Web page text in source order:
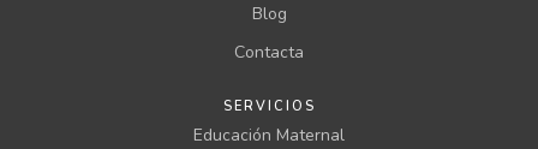
Blog
Contacta
SERVICIOS
Educación Maternal